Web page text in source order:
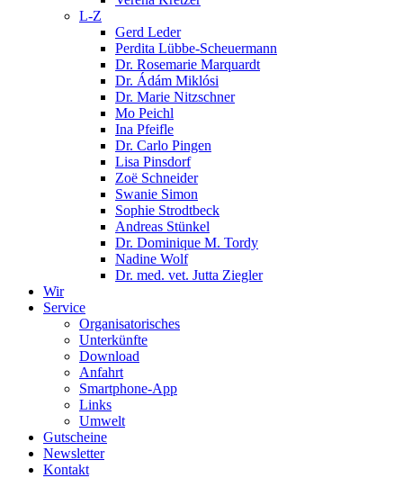
L-Z
Gerd Leder
Perdita Lübbe-Scheuermann
Dr. Rosemarie Marquardt
Dr. Ádám Miklósi
Dr. Marie Nitzschner
Mo Peichl
Ina Pfeifle
Dr. Carlo Pingen
Lisa Pinsdorf
Zoë Schneider
Swanie Simon
Sophie Strodtbeck
Andreas Stünkel
Dr. Dominique M. Tordy
Nadine Wolf
Dr. med. vet. Jutta Ziegler
Wir
Service
Organisatorisches
Unterkünfte
Download
Anfahrt
Smartphone-App
Links
Umwelt
Gutscheine
Newsletter
Kontakt